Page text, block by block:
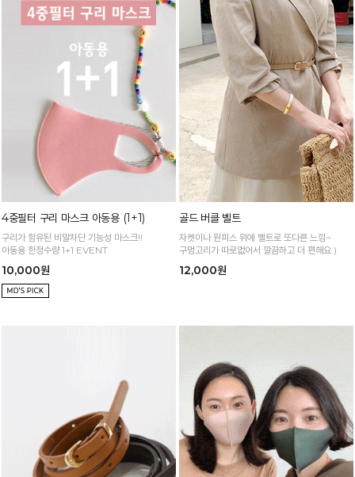
4중필터 구리 마스크 아동용 (1+1)
구리가 함유된 비말차단 기능성 마스크!!
아동용 한정수량 1+1 EVENT
10,000원
골드 버클 벨트
자켓이나 원피스 위에 벨트로 또다른 느낌~
구멍고리가 따로없어서 깔끔하고 더 편해요:)
12,000원